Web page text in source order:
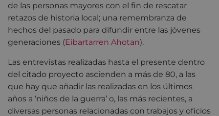
de las personas mayores con el fin de rescatar
retazos de historia local; una remembranza de
hechos del pasado para difundir entre las jóvenes
generaciones (Eibartarren Ahotan).
Las entrevistas realizadas hasta el presente dentro
del citado proyecto ascienden a más de 80, a las
que hay que añadir las realizadas en los últimos
años a ‘niños de la guerra’ o, las más recientes, a
diversas personas relacionadas con trabajos y oficios